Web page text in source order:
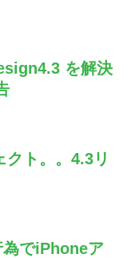
を解決
ト。。4.3リ
でiPhoneア